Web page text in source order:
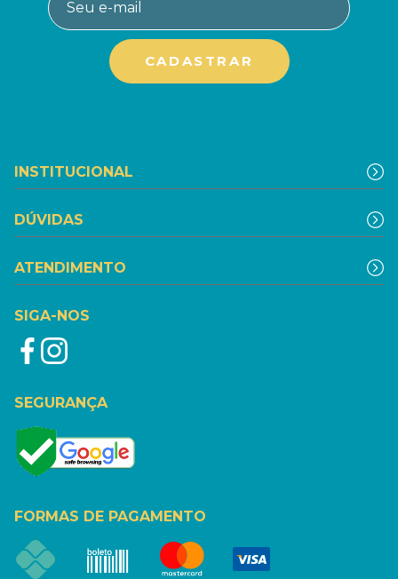
INSTITUCIONAL
DÚVIDAS
ATENDIMENTO
SIGA-NOS
SEGURANÇA
FORMAS DE PAGAMENTO